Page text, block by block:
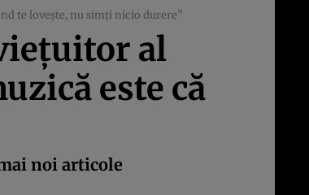
te lovește, nu simți nicio durere”
al
este că
noi articole